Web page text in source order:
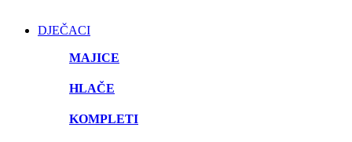
DJEČACI
MAJICE
HLAČE
KOMPLETI